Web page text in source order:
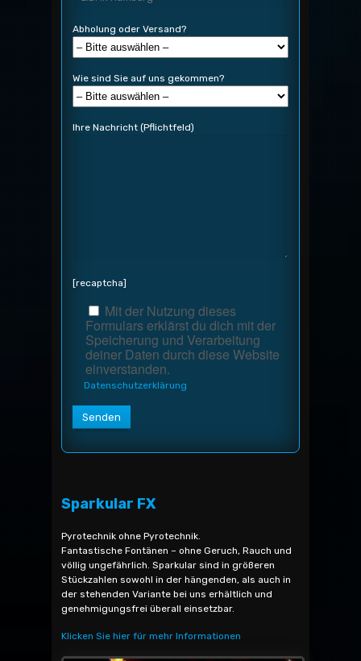
Abholung oder Versand?
Wie sind Sie auf uns gekommen?
Ihre Nachricht (Pflichtfeld)
[recaptcha]
Mit der Nutzung dieses
Formulars erklärst du dich mit der
Speicherung und Verarbeitung
deiner Daten durch diese Website
einverstanden.
Datenschutzerklärung
Sparkular FX
Pyrotechnik ohne Pyrotechnik.
Fantastische Fontänen – ohne Geruch, Rauch und
völlig ungefährlich. Sparkular sind in größeren
Stückzahlen sowohl in der hängenden, als auch in
der stehenden Variante bei uns erhältlich und
genehmigungsfrei überall einsetzbar.
Klicken Sie hier für mehr Informationen